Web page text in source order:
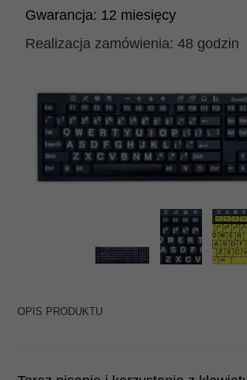
Gwarancja: 12 miesięcy
Realizacja zamówienia:48 godzin
OPIS PRODUKTU